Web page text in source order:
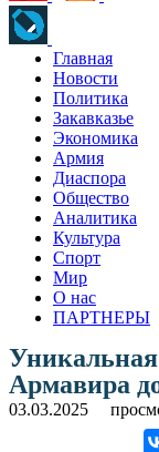
Главная
Новости
Политика
Закавказье
Экономика
Армия
Диаспора
Общество
Аналитика
Культура
Спорт
Мир
О нас
ПАРТНЕРЫ
Армавира
03.03.2025